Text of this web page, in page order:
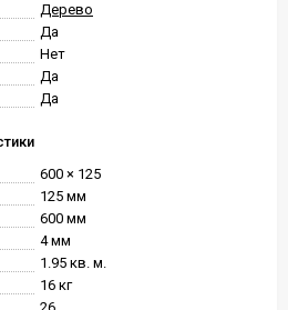
Дерево
Да
Нет
Да
Да
600 × 125
125 мм
600 мм
4 мм
1.95 кв. м.
16 кг